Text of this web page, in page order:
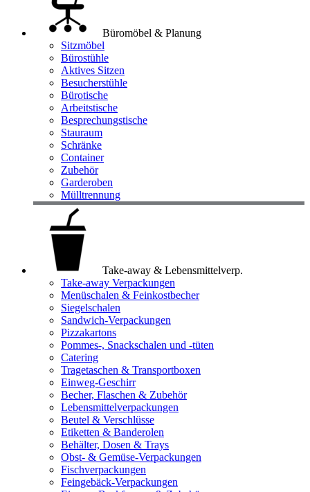
Büromöbel & Planung
Sitzmöbel
Bürostühle
Aktives Sitzen
Besucherstühle
Bürotische
Arbeitstische
Besprechungstische
Stauraum
Schränke
Container
Zubehör
Garderoben
Mülltrennung
Take-away & Lebensmittelverp.
Take-away Verpackungen
Menüschalen & Feinkostbecher
Siegelschalen
Sandwich-Verpackungen
Pizzakartons
Pommes-, Snackschalen und -tüten
Catering
Tragetaschen & Transportboxen
Einweg-Geschirr
Becher, Flaschen & Zubehör
Lebensmittelverpackungen
Beutel & Verschlüsse
Etiketten & Banderolen
Behälter, Dosen & Trays
Obst- & Gemüse-Verpackungen
Fischverpackungen
Feingebäck-Verpackungen